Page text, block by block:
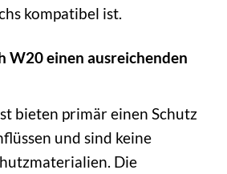
kompatibel ist.
W20 einen ausreichenden
bieten primär einen Schutz
und sind keine
Die